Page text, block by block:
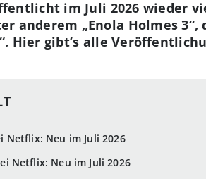
Netflix: Neu im Juli 2026
Netflix: Neu im Juli 2026
im Juli 2026 wieder
anderem „Enola Holmes
Hier gibt’s alle